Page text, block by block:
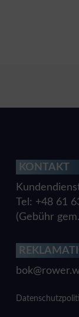
KONTAKT
Tel: +48 61
(Gebühr